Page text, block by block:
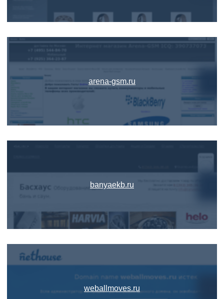
arena-gsm.ru
banyaekb.ru
weballmoves.ru